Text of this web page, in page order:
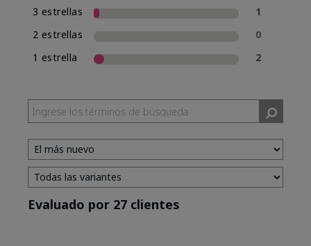
3 estrellas
1
2 estrellas
0
1 estrella
2
Evaluado por 27 clientes